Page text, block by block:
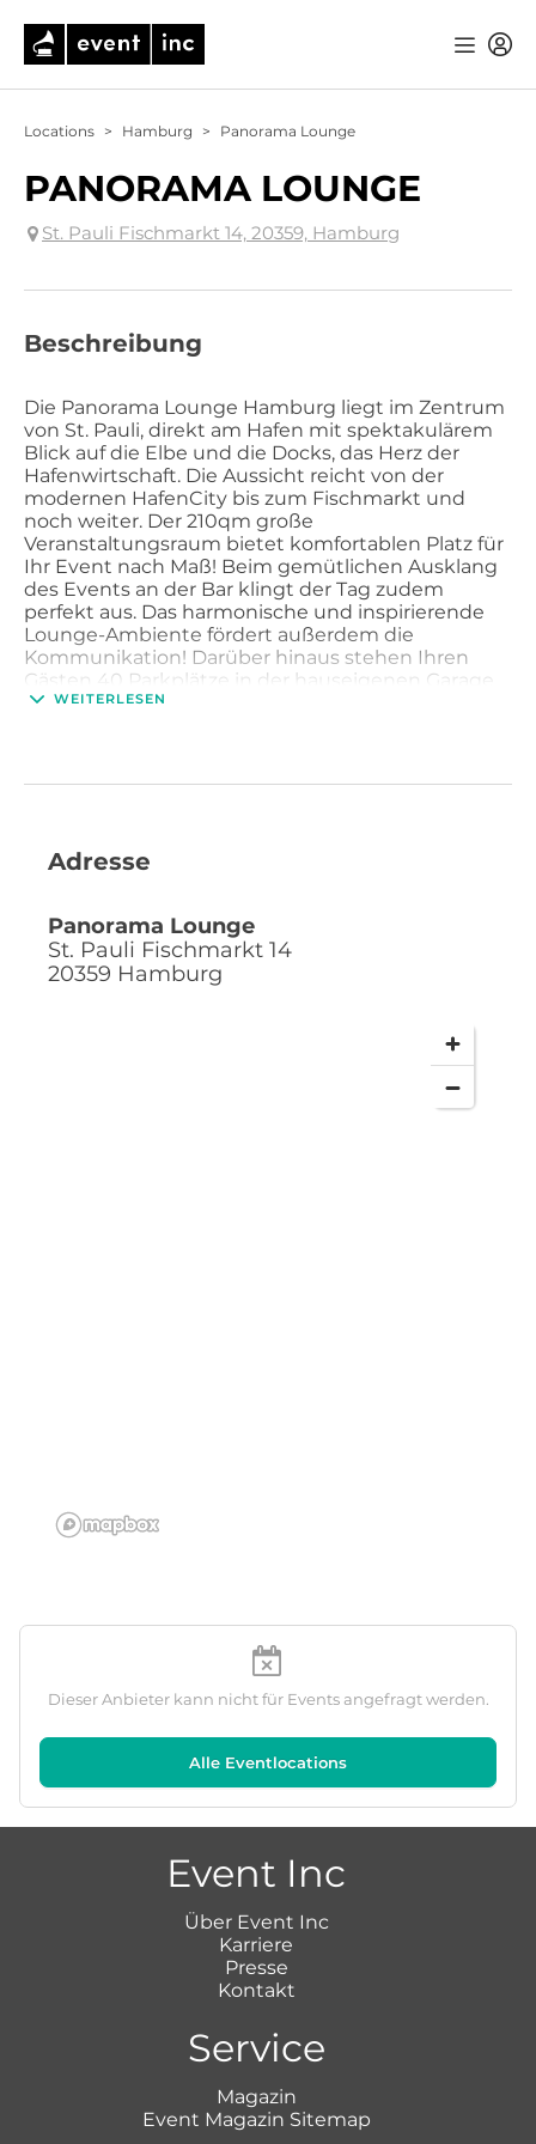
Locations > Hamburg > Panorama Lounge
PANORAMA LOUNGE
St. Pauli Fischmarkt 14, 20359, Hamburg
Beschreibung
Die Panorama Lounge Hamburg liegt im Zentrum
von St. Pauli, direkt am Hafen mit spektakulärem
Blick auf die Elbe und die Docks, das Herz der
Hafenwirtschaft. Die Aussicht reicht von der
modernen HafenCity bis zum Fischmarkt und
noch weiter. Der 210qm große
Veranstaltungsraum bietet komfortablen Platz für
Ihr Event nach Maß! Beim gemütlichen Ausklang
des Events an der Bar klingt der Tag zudem
perfekt aus. Das harmonische und inspirierende
Lounge-Ambiente fördert außerdem die
Kommunikation! Darüber hinaus stehen Ihren
Gästen 40 Parkplätze in der hauseigenen Garage
zur Verfügung, was die Anfahrt besonders leicht
WEITERLESEN
Adresse
Panorama Lounge
St. Pauli Fischmarkt 14
20359 Hamburg
Dieser Anbieter kann nicht für Events angefragt werden.
Alle Eventlocations
Event Inc
Über Event Inc
Karriere
Presse
Kontakt
Service
Magazin
Event Magazin Sitemap